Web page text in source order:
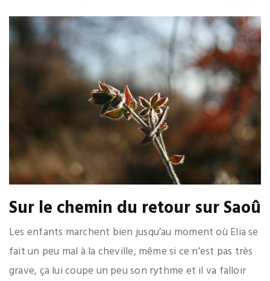
Sur le chemin du retour sur Saoû
Les enfants marchent bien jusqu’au moment où Elia se
fait un peu mal à la cheville, même si ce n’est pas très
grave, ça lui coupe un peu son rythme et il va falloir